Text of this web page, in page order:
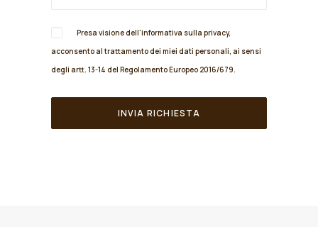
Presa visione dell'informativa sulla privacy,
acconsento al trattamento dei miei dati personali, ai sensi
degli artt. 13-14 del Regolamento Europeo 2016/679.